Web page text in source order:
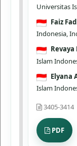
Universitas
Faiz
Indonesia,
Revaya
Islam
Elyana
Islam
3405-3414
PDF